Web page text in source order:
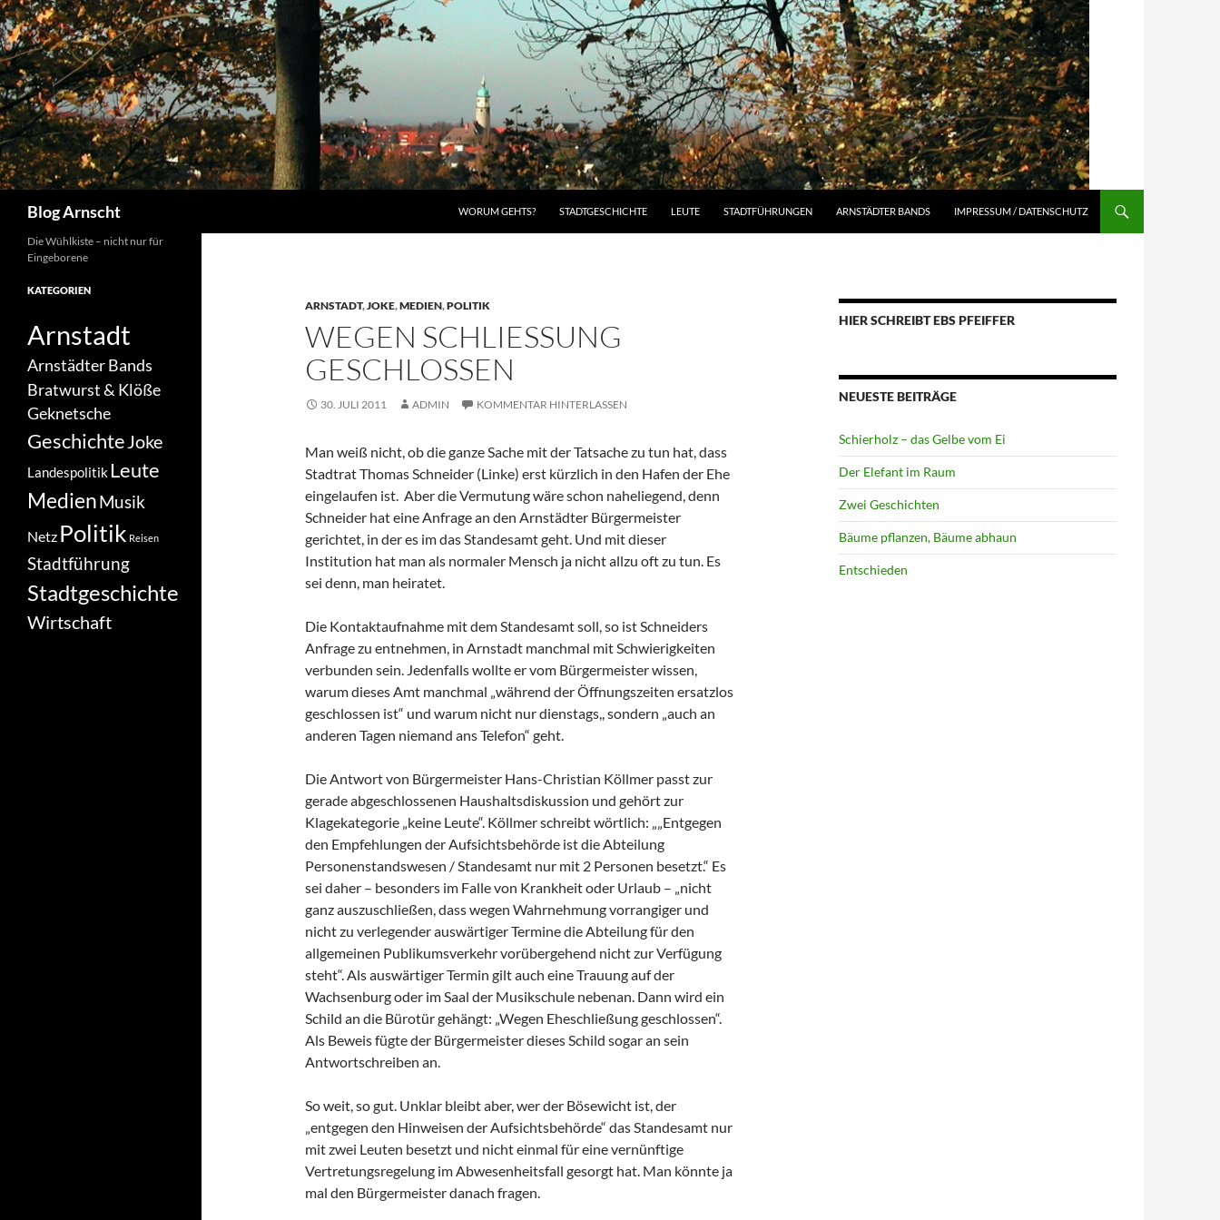
Zum
Inhalt
springen
Blog Arnscht WORUM GEHTS? STADTGESCHICHTE LEUTE STADTFÜHRUNGEN ARNSTÄDTER BANDS IMPRESSUM / DATENSCHUTZ
ARNSTADT,JOKE,MEDIEN,POLITIK
WEGEN SCHLIESSUNG G
ESCHLOSSEN
30. JULI 2011 ADMIN KOMMENTAR HINTERLASSEN
Man weiß nicht, ob die ganze Sache mit der Tatsache zu tun hat, dass
Stadtrat Thomas Schneider (Linke) erst kürzlich in den Hafen der Ehe
eingelaufen ist. Aber die Vermutung wäre schon naheliegend, denn
Schneider hat eine Anfrage an den Arnstädter Bürgermeister
gerichtet, in der es im das Standesamt geht. Und mit dieser
Institution hat man als normaler Mensch ja nicht allzu oft zu tun. Es
sei denn, man heiratet.
Die Kontaktaufnahme mit dem Standesamt soll, so ist Schneiders
Anfrage zu entnehmen, in Arnstadt manchmal mit Schwierigkeiten
verbunden sein. Jedenfalls wollte er vom Bürgermeister wissen,
warum dieses Amt manchmal „während der Öffnungszeiten ersatzlos
geschlossen ist“ und warum nicht nur dienstags,, sondern „auch an
anderen Tagen niemand ans Telefon“ geht.
Die Antwort von Bürgermeister Hans-Christian Köllmer passt zur
gerade abgeschlossenen Haushaltsdiskussion und gehört zur
Klagekategorie „keine Leute“. Köllmer schreibt wörtlich: „„Entgegen
den Empfehlungen der Aufsichtsbehörde ist die Abteilung
Personenstandswesen / Standesamt nur mit 2 Personen besetzt.“ Es
sei daher – besonders im Falle von Krankheit oder Urlaub – „nicht
ganz auszuschließen, dass wegen Wahrnehmung vorrangiger und
nicht zu verlegender auswärtiger Termine die Abteilung für den
allgemeinen Publikumsverkehr vorübergehend nicht zur Verfügung
steht“. Als auswärtiger Termin gilt auch eine Trauung auf der
Wachsenburg oder im Saal der Musikschule nebenan. Dann wird ein
Schild an die Bürotür gehängt: „Wegen Eheschließung geschlossen“.
Als Beweis fügte der Bürgermeister dieses Schild sogar an sein
Antwortschreiben an.
So weit, so gut. Unklar bleibt aber, wer der Bösewicht ist, der
„entgegen den Hinweisen der Aufsichtsbehörde“ das Standesamt nur
mit zwei Leuten besetzt und nicht einmal für eine vernünftige
Vertretungsregelung im Abwesenheitsfall gesorgt hat. Man könnte ja
mal den Bürgermeister danach fragen.
HIER SCHREIBT EBS PFEIFFER
NEUESTE BEITRÄGE
Schierholz – das Gelbe vom Ei
Der Elefant im Raum
Zwei Geschichten
Bäume pflanzen, Bäume abhaun
Entschieden
Die Wühlkiste – nicht nur für
Eingeborene
KATEGORIEN
Arnstadt
Arnstädter Bands
Bratwurst & Klöße
Geknetsche
GeschichteJoke
LandespolitikLeute
MedienMusik
Netz Politik Reisen
Stadtführung
Stadtgeschichte
Wirtschaft